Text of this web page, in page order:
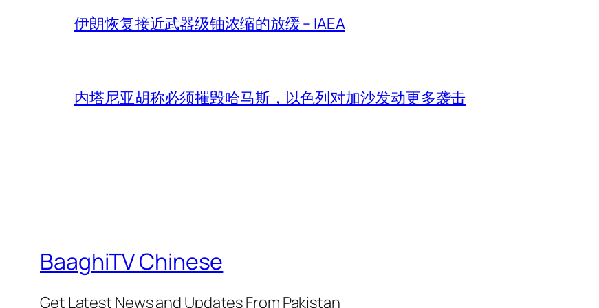
伊朗恢复接近武器级铀浓缩的放缓 – IAEA
内塔尼亚胡称必须摧毁哈马斯，以色列对加沙发动更多袭击
BaaghiTV Chinese
Get Latest News and Updates From Pakistan